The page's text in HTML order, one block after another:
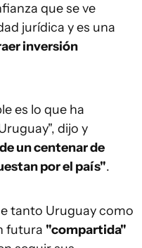
que se ve
jurídica y es una
inversión
es lo que ha
dijo y
un centenar de
por el país".
tanto Uruguay como
futura "compartida"